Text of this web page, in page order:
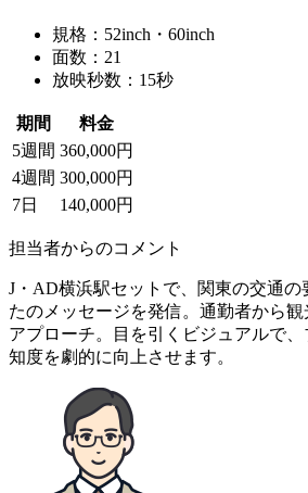
規格：52inch・60inch
面数：21
放映秒数：15秒
期間
料金
5週間 360,000円
4週間 300,000円
7日
140,000円
担当者からのコメント
J・AD横浜駅セットで、関東の交通の
たのメッセージを発信。通勤者から
アプローチ。目を引くビジュアルで
知度を劇的に向上させます。